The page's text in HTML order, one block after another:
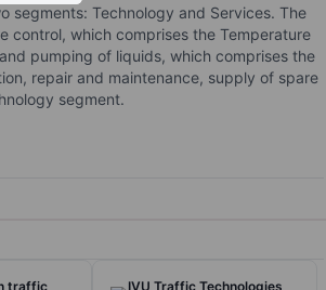
segments: Technology and Services. The
control, which comprises the Temperature
pumping of liquids, which comprises the
repair and maintenance, supply of spare
segment.
traffic
IVU Traffic Technologies